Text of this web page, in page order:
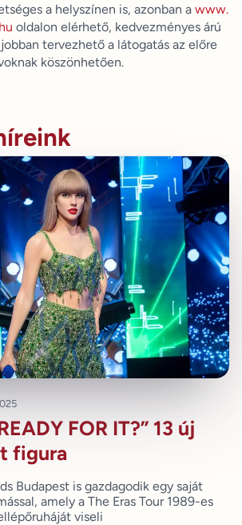
a helyszínen is, azonban a www.
oldalon elérhető, kedvezményes árú
tervezhető a látogatás az előre
köszönhetően.
FOR IT?” 13 új
figura
Budapest is gazdagodik egy saját
amely a The Eras Tour 1989-es
viseli